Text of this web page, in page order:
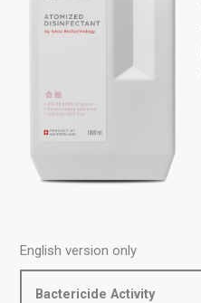
English version only
Bactericide Activity